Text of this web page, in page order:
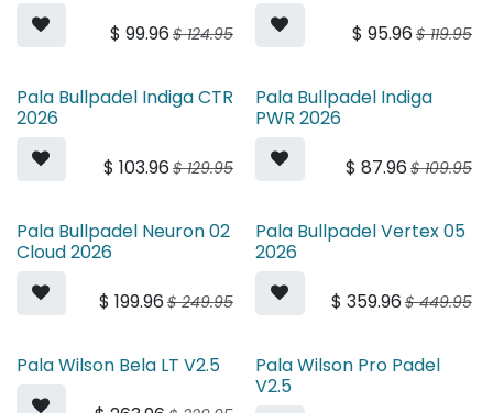
$ 99.96 $124.95
$ 95.96 $119.95
Pala Bullpadel Indiga CTR
2026
$ 103.96 $129.95
Pala Bullpadel Indiga
PWR 2026
$ 87.96 $109.95
Pala Bullpadel Neuron 02
Cloud 2026
$ 199.96 $249.95
Pala Bullpadel Vertex 05
2026
$ 359.96 $449.95
Pala Wilson Bela LT V2.5
Pala Wilson Pro Padel
V2.5